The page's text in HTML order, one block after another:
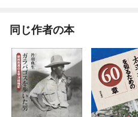
同じ作者の本